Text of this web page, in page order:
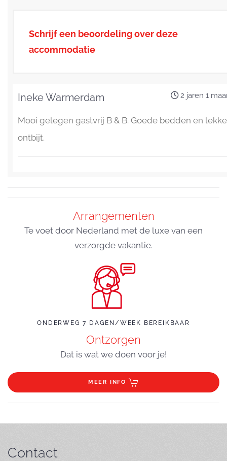
Schrijf een beoordeling over deze
accommodatie
Ineke Warmerdam 2 jaren 1
Mooi gelegen gastvrij B & B. Goede bedden en
ontbijt.
Arrangementen
Te voet door Nederland met de luxe van een
verzorgde vakantie.
ONDERWEG 7 DAGEN/WEEK BEREIKBAAR
Ontzorgen
Dat is wat we doen voor je!
MEER INFO
Contact